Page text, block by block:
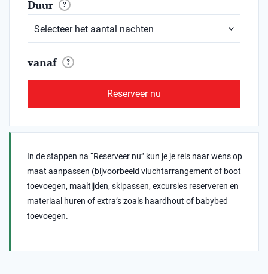
Duur ?
vanaf ?
Reserveer nu
In de stappen na “Reserveer nu” kun je je reis naar wens op
maat aanpassen (bijvoorbeeld vluchtarrangement of boot
toevoegen, maaltijden, skipassen, excursies reserveren en
materiaal huren of extra’s zoals haardhout of babybed
toevoegen.